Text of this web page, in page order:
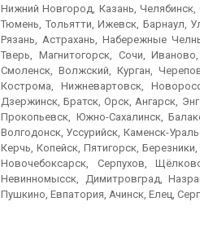
Нижний Новгород, Казань,
Тюмень, Тольятти, Ижевск, Барнаул,
Рязань, Астрахань, Набережные
Тверь, Магнитогорск, Сочи,
Смоленск, Волжский, Курган,
Кострома, Нижневартовск,
Дзержинск, Братск, Орск, Ангарск,
Прокопьевск, Южно-Сахалинск,
Волгодонск, Уссурийск, Каменск-
Керчь, Копейск, Пятигорск,
Новочебоксарск, Серпухов,
Невинномысск, Димитровград,
Пушкино, Евпатория, Ачинск, Елец,